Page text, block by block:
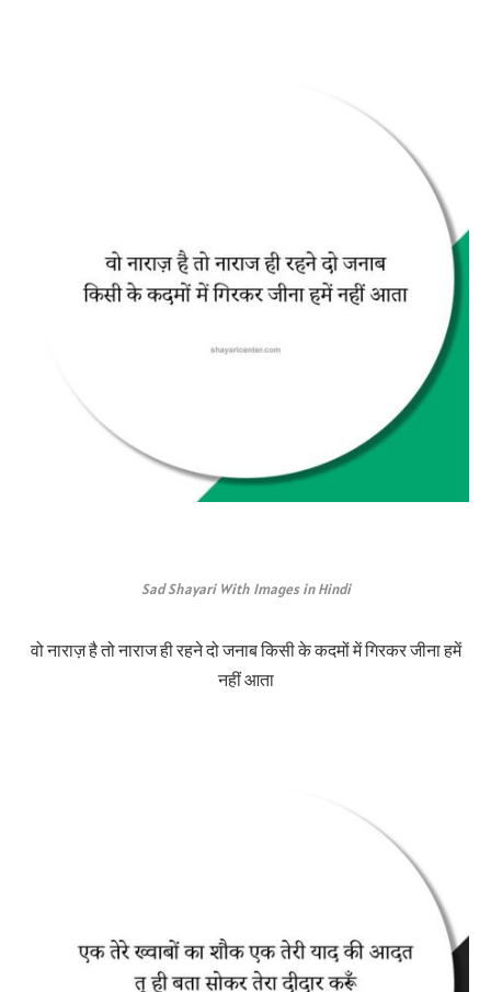
Sad Shayari With Images in Hindi
वो नाराज़ है तो नाराज ही रहने दो जनाब किसी के कदमों में गिरकर जीना हमें
नहीं आता